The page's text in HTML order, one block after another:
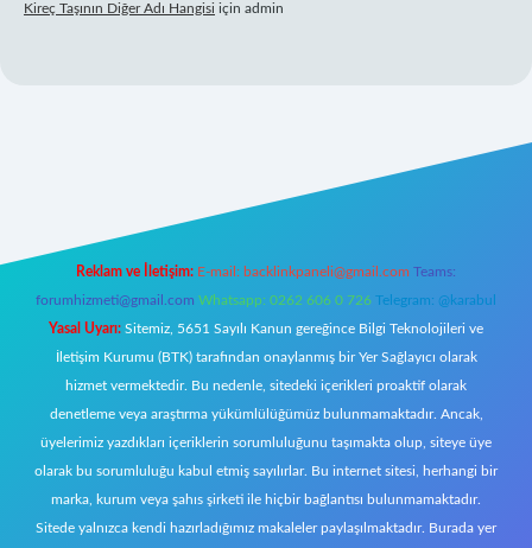
Kireç Taşının Diğer Adı Hangisi için admin
Reklam ve İletişim: E-mail: backlinkpaneli@gmail.com Teams:
forumhizmeti@gmail.com Whatsapp: 0262 606 0 726 Telegram: @karabul
Yasal Uyarı: Sitemiz, 5651 Sayılı Kanun gereğince Bilgi Teknolojileri ve
İletişim Kurumu (BTK) tarafından onaylanmış bir Yer Sağlayıcı olarak
hizmet vermektedir. Bu nedenle, sitedeki içerikleri proaktif olarak
denetleme veya araştırma yükümlülüğümüz bulunmamaktadır. Ancak,
üyelerimiz yazdıkları içeriklerin sorumluluğunu taşımakta olup, siteye üye
olarak bu sorumluluğu kabul etmiş sayılırlar. Bu internet sitesi, herhangi bir
marka, kurum veya şahıs şirketi ile hiçbir bağlantısı bulunmamaktadır.
Sitede yalnızca kendi hazırladığımız makaleler paylaşılmaktadır. Burada yer